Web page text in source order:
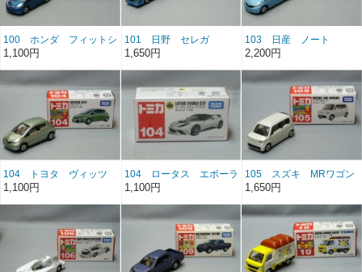
100 ホンダ フィットシ
ャトル
1,100円
101 日野 セレガ
1,650円
103 日産 ノート
2,200円
104 トヨタ ヴィッツ
1,100円
104 ロータス エボーラ
GTE
1,100円
105 スズキ MRワゴン
1,650円